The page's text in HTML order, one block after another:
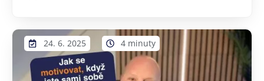
24. 6. 2025 4 minuty